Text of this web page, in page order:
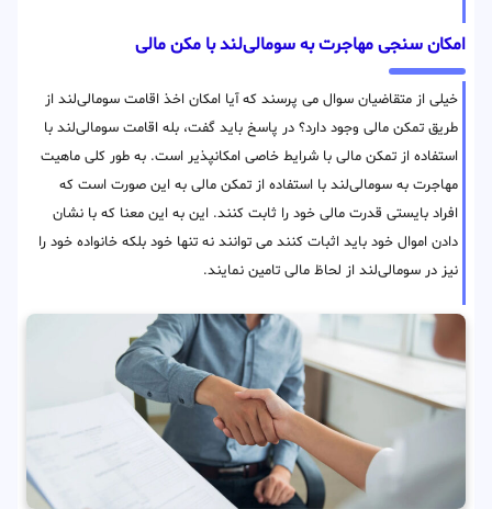
امکان سنجی مهاجرت به سومالی‌لند با مکن مالی
خیلی از متقاضیان سوال می پرسند که آیا امکان اخذ اقامت سومالی‌لند از
طریق تمکن مالی وجود دارد؟ در پاسخ باید گفت، بله اقامت سومالی‌لند با
استفاده از تمکن مالی با شرایط خاصی امکانپذیر است. به طور کلی ماهیت
مهاجرت به سومالی‌لند با استفاده از تمکن مالی به این صورت است که
افراد بایستی قدرت مالی خود را ثابت کنند. این به این معنا که با نشان
دادن اموال خود باید اثبات کنند می توانند نه تنها خود بلکه خانواده خود را
نیز در سومالی‌لند از لحاظ مالی تامین نمایند.